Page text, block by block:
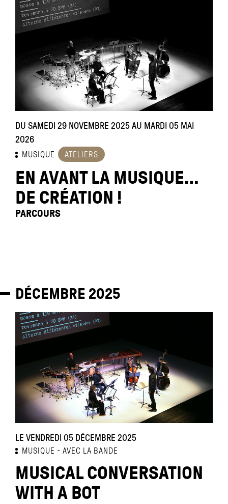
DU SAMEDI 29 NOVEMBRE 2025 AU MARDI 05 MAI
2026
MUSIQUE ATELIERS
EN AVANT LA MUSIQUE…
DE CRÉATION !
PARCOURS
DÉCEMBRE 2025
LE VENDREDI 05 DÉCEMBRE 2025
MUSIQUE AVEC LA BANDE
MUSICAL CONVERSATION
WITH A BOT